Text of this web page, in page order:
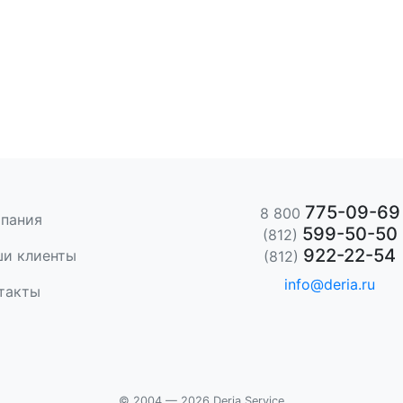
клиенты
8 800 775-09-69
(812) 599-50-50
(812) 922-22-54
info@deria.ru